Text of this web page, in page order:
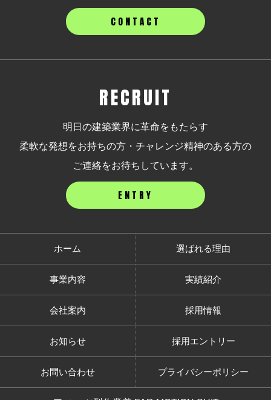
CONTACT
RECRUIT
明日の建築業界に革命をもたらす
柔軟な発想をお持ちの方・チャレンジ精神のある方の
ご連絡をお待ちしています。
ENTRY
ホーム 選ばれる理由
事業内容 実績紹介
会社案内 採用情報
お知らせ 採用エントリー
お問い合わせ プライバシーポリシー